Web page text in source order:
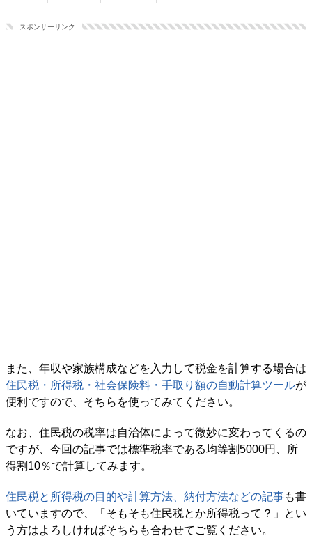
スポンサーリンク
また、年収や家族構成などを入力して税金を計算する場合は
住民税・所得税・社会保険料・手取り額の自動計算ツールが
便利ですので、そちらを使ってみてください。
なお、住民税の税率は自治体によって微妙に変わってくるの
ですが、今回の記事では標準税率である均等割5000円、所
得割10％で計算してみます。
住民税と所得税の目的や計算方法、納付方法などの記事も書
いていますので、「そもそも住民税とか所得税って？」とい
う方はよろしければそちらも合わせてご覧ください。